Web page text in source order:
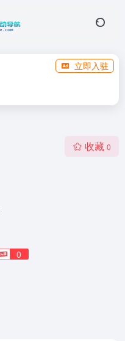
立即入驻
收藏 0
0